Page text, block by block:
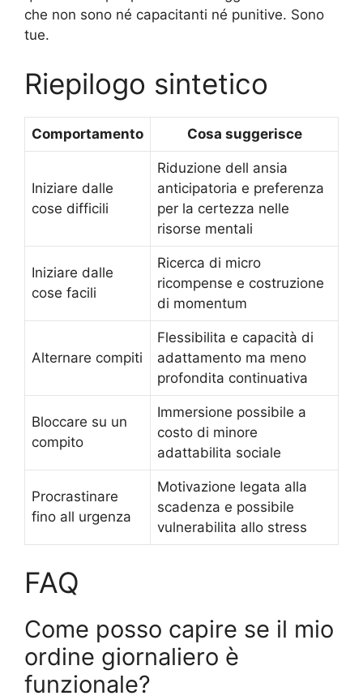
che non sono né capacitanti né punitive. Sono
tue.
Riepilogo sintetico
Comportamento Cosa suggerisce
Iniziare dalle
cose difficili
Riduzione dell ansia
anticipatoria e preferenza
per la certezza nelle
risorse mentali
Iniziare dalle
cose facili
Ricerca di micro
ricompense e costruzione
di momentum
Alternare compiti
Flessibilita e capacità di
adattamento ma meno
profondita continuativa
Bloccare su un
compito
Immersione possibile a
costo di minore
adattabilita sociale
Procrastinare
fino all urgenza
Motivazione legata alla
scadenza e possibile
vulnerabilita allo stress
FAQ
Come posso capire se il mio
ordine giornaliero è
funzionale?